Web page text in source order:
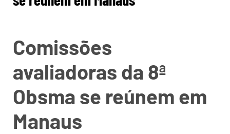
Comissões
avaliadoras da 8ª
Obsma se reúnem em
Manaus